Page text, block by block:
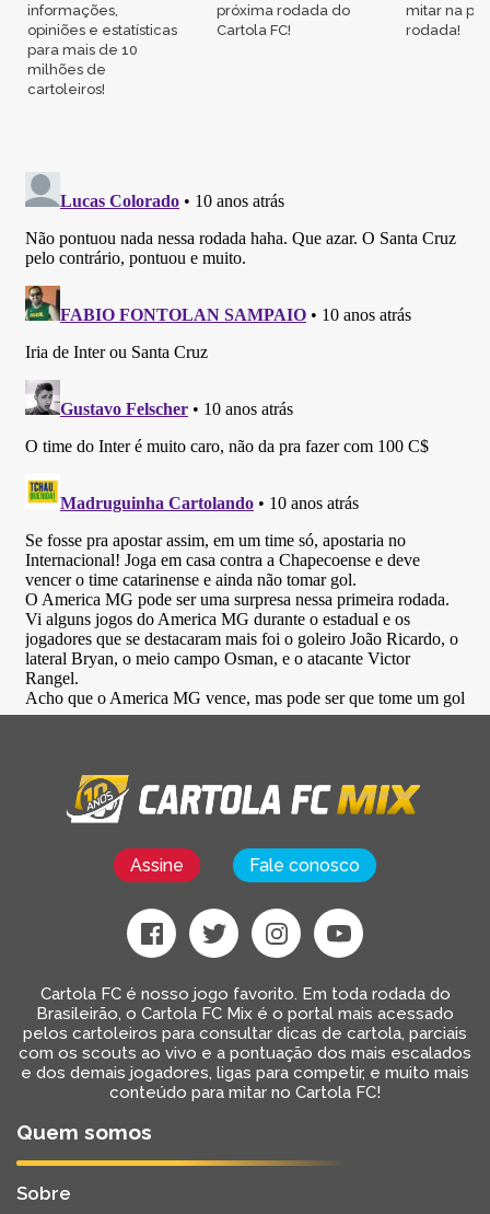
informações,
opiniões e estatísticas
para mais de 10
milhões de
cartoleiros!
próxima rodada do
Cartola FC!
mitar na
rodada!
Assine Fale conosco
Cartola FC é nosso jogo favorito. Em toda rodada do
Brasileirão, o Cartola FC Mix é o portal mais acessado
pelos cartoleiros para consultar dicas de cartola, parciais
com os scouts ao vivo e a pontuação dos mais escalados
e dos demais jogadores, ligas para competir, e muito mais
conteúdo para mitar no Cartola FC!
Quem somos
Sobre